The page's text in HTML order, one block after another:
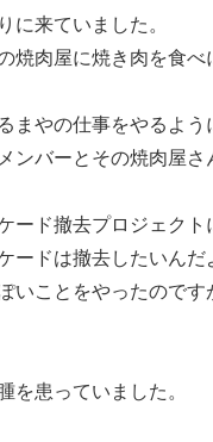
来ていました。
焼肉屋に焼き肉を食
やの仕事をやるよう
バーとその焼肉屋さ
ード撤去プロジェク
ードは撤去したいん
いことをやったので
患っていました。